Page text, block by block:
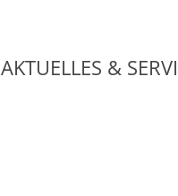
AKTUELLES &